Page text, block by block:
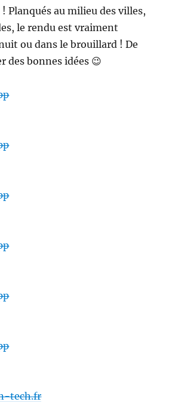
Planqués au milieu des villes,
le rendu est vraiment
ou dans le brouillard ! De
des bonnes idées 😉
tech.fr